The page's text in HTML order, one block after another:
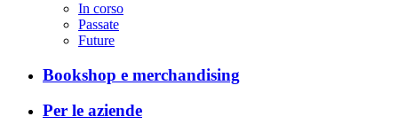
In corso
Passate
Future
Bookshop e merchandising
Per le aziende